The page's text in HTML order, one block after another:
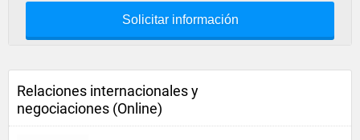
Solicitar información
Relaciones internacionales y
negociaciones (Online)